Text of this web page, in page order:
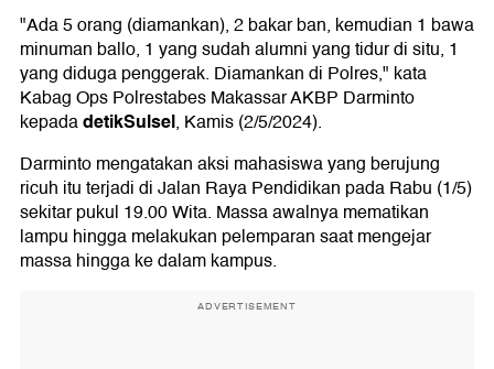
"Ada 5 orang (diamankan), 2 bakar ban, kemudian 1 bawa
minuman ballo, 1 yang sudah alumni yang tidur di situ, 1
yang diduga penggerak. Diamankan di Polres," kata
Kabag Ops Polrestabes Makassar AKBP Darminto
kepadadetikSulsel, Kamis (2/5/2024).
Darminto mengatakan aksi mahasiswa yang berujung
ricuh itu terjadi di Jalan Raya Pendidikan pada Rabu (1/5)
sekitar pukul 19.00 Wita. Massa awalnya mematikan
lampu hingga melakukan pelemparan saat mengejar
massa hingga ke dalam kampus.
ADVERTISEMENT